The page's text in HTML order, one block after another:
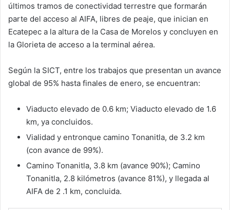
últimos tramos de conectividad terrestre que formarán
parte del acceso al AIFA, libres de peaje, que inician en
Ecatepec a la altura de la Casa de Morelos y concluyen en
la Glorieta de acceso a la terminal aérea.
Según la SICT, entre los trabajos que presentan un avance
global de 95% hasta finales de enero, se encuentran:
Viaducto elevado de 0.6 km; Viaducto elevado de 1.6
km, ya concluidos.
Vialidad y entronque camino Tonanitla, de 3.2 km
(con avance de 99%).
Camino Tonanitla, 3.8 km (avance 90%); Camino
Tonanitla, 2.8 kilómetros (avance 81%), y llegada al
AIFA de 2 .1 km, concluida.